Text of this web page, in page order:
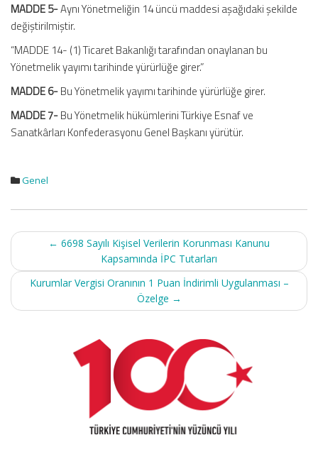
MADDE 5-Aynı Yönetmeliğin 14 üncü maddesi aşağıdaki şekilde
değiştirilmiştir.
“MADDE 14- (1) Ticaret Bakanlığı tarafından onaylanan bu
Yönetmelik yayımı tarihinde yürürlüğe girer.”
MADDE 6-Bu Yönetmelik yayımı tarihinde yürürlüğe girer.
MADDE 7-Bu Yönetmelik hükümlerini Türkiye Esnaf ve
Sanatkârları Konfederasyonu Genel Başkanı yürütür.
Genel
Post
navigation
← 6698 Sayılı Kişisel Verilerin Korunması Kanunu
Kapsamında İPC Tutarları
Kurumlar Vergisi Oranının 1 Puan İndirimli Uygulanması –
Özelge →